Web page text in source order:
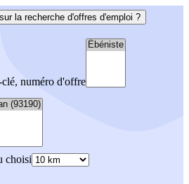
la recherche d'offres d'emploi ?
numéro d'offre
choisi